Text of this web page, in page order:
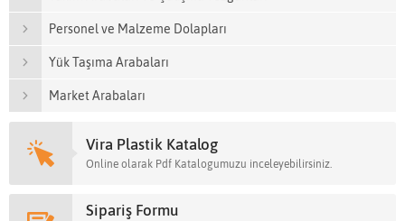
Personel ve Malzeme Dolapları
Yük Taşıma Arabaları
Market Arabaları
Vira Plastik Katalog
Online olarak Pdf Katalogumuzu inceleyebilirsiniz.
Sipariş Formu